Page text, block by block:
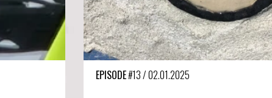
EPISODE#13/02.01.2025